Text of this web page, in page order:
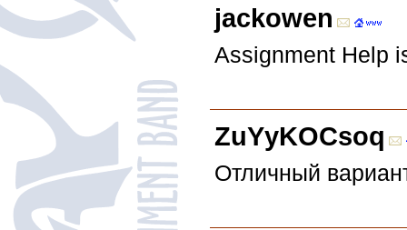
jackowen
Assignment Help
ZuYyKOCsoq
Отличный